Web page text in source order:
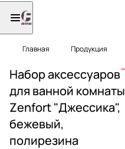
Главная Продукция
Набор аксессуаров
для ванной комнаты
Zenfort "Джессика",
бежевый,
полирезина